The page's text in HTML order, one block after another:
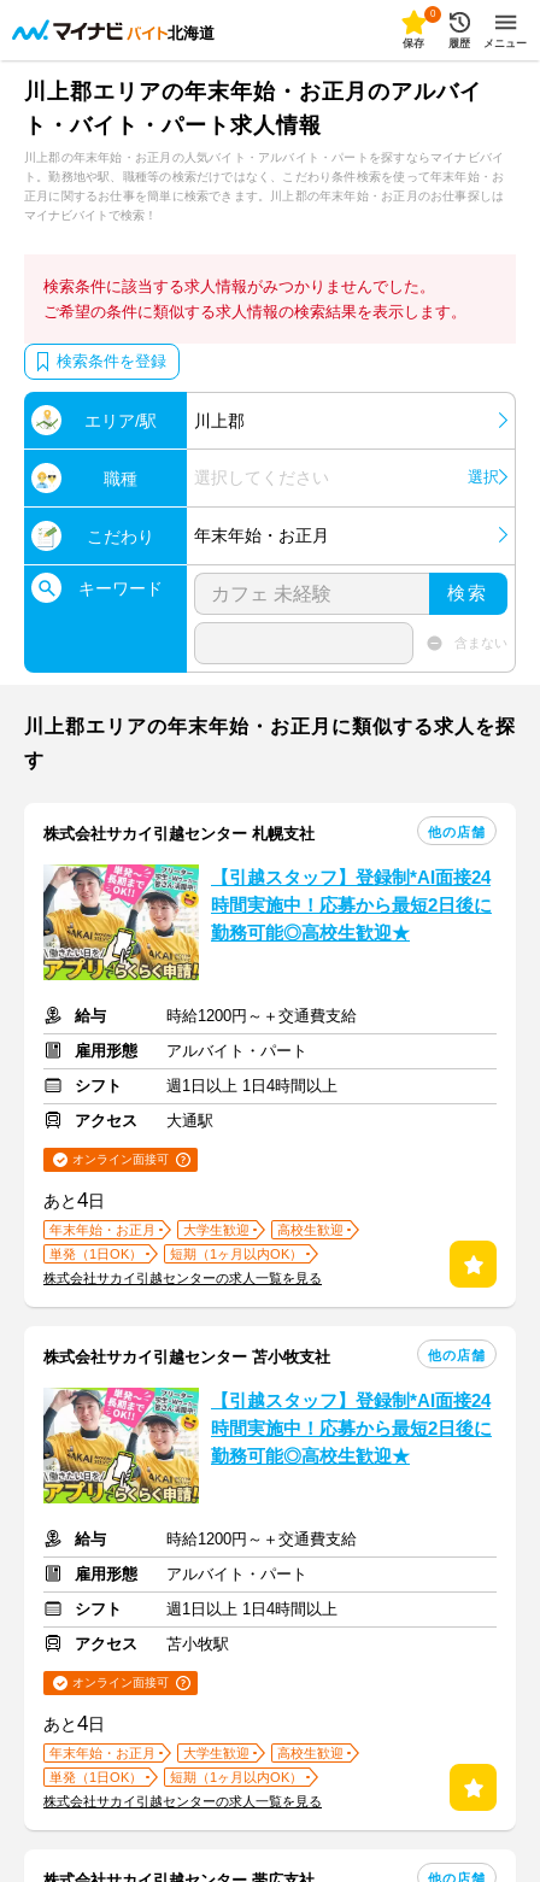
北海道
0
保存 履歴 メニュー
川上郡エリアの年末年始・お正月のアルバイ
ト・バイト・パート求人情報
川上郡の年末年始・お正月の人気バイト・アルバイト・パートを探すならマイナビバイ
ト。勤務地や駅、職種等の検索だけではなく、こだわり条件検索を使って年末年始・お
正月に関するお仕事を簡単に検索できます。川上郡の年末年始・お正月のお仕事探しは
マイナビバイトで検索！
検索条件に該当する求人情報がみつかりませんでした。
ご希望の条件に類似する求人情報の検索結果を表示します。
検索条件を登録
エリア/駅 川上郡
職種 選択してください 選択
こだわり 年末年始・お正月
キーワード 検索
含まない
川上郡エリアの年末年始・お正月に類似する求人を探
す
株式会社サカイ引越センター 札幌支社 他の店舗
【引越スタッフ】登録制*AI面接24
時間実施中！応募から最短2日後に
勤務可能◎高校生歓迎★
給与
時給1200円～＋交通費支給
雇用形態
アルバイト・パート
シフト
週1日以上 1日4時間以上
アクセス
大通駅
オンライン面接可
あと4日
年末年始・お正月 大学生歓迎
高校生歓迎
単発（1日OK）
短期（1ヶ月以内OK）
株式会社サカイ引越センターの求人一覧を見る
株式会社サカイ引越センター 苫小牧支社 他の店舗
【引越スタッフ】登録制*AI面接24
時間実施中！応募から最短2日後に
勤務可能◎高校生歓迎★
給与
時給1200円～＋交通費支給
雇用形態
アルバイト・パート
シフト
週1日以上 1日4時間以上
アクセス
苫小牧駅
オンライン面接可
あと4日
年末年始・お正月 大学生歓迎
高校生歓迎
単発（1日OK）
短期（1ヶ月以内OK）
株式会社サカイ引越センターの求人一覧を見る
他の店舗